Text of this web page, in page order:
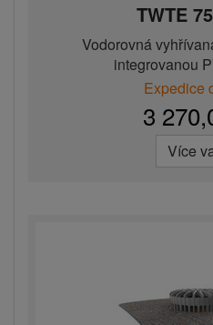
TWTE
Vodorovná
integrovanou
Expedice
3
Více